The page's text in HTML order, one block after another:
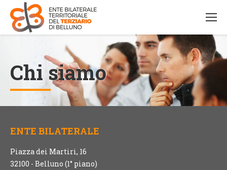
Chi siamo
ENTE BILATERALE
Piazza dei Martiri, 16
32100 - Belluno (1° piano)